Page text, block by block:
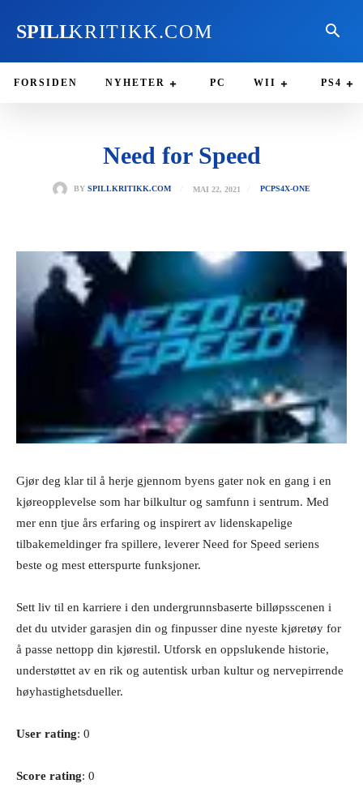
SPILLKRITIKK.COM
FORSIDEN NYHETER PC WII PS4
Need for Speed
BY SPILLKRITIKK.COM MAI 22, 2021 PCPS4X-ONE
Gjør deg klar til å herje gjennom byens gater nok en gang i en
kjøreopplevelse som har bilkultur og samfunn i sentrum. Med
mer enn tjue års erfaring og inspirert av lidenskapelige
tilbakemeldinger fra spillere, leverer Need for Speed seriens
beste og mest etterspurte funksjoner.
Sett liv til en karriere i den undergrunnsbaserte billøpsscenen i
det du utvider garasjen din og finpusser dine nyeste kjøretøy for
å passe nettopp din kjørestil. Utforsk en oppslukende historie,
understøttet av en rik og autentisk urban kultur og nervepirrende
høyhastighetsdueller.
User rating: 0
Score rating: 0